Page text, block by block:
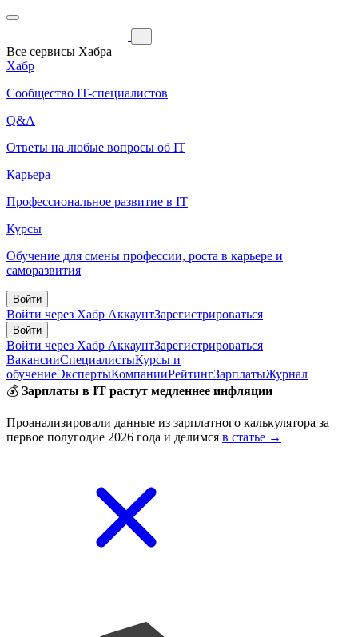
Все сервисы Хабра
Хабр
Сообщество IT-специалистов
Q&A
Ответы на любые вопросы об IT
Карьера
Профессиональное развитие в IT
Курсы
Обучение для смены профессии, роста в карьере и
саморазвития
Войти
Войти через Хабр АккаунтЗарегистрироваться
Войти
Войти через Хабр АккаунтЗарегистрироваться
ВакансииСпециалистыКурсы и
обучениеЭкспертыКомпанииРейтингЗарплатыЖурнал
💰 Зарплаты в IT растут медленнее инфляции
Проанализировали данные из зарплатного калькулятора за
первое полугодие 2026 года и делимся в статье →